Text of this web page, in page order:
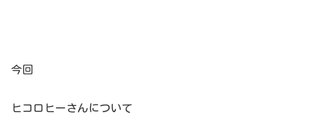
今回
ヒコロヒーさんについて